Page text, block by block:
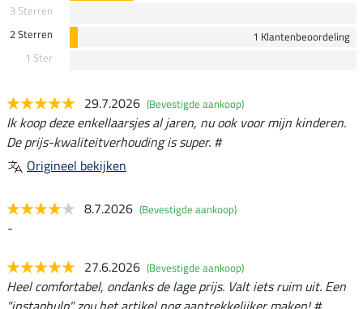
3 Sterren
2 Sterren
1 Klantenbeoordeling
1 Ster
29.7.2026 (Bevestigde aankoop)
Ik koop deze enkellaarsjes al jaren, nu ook voor mijn kinderen.
De prijs-kwaliteitverhouding is super. #
Origineel bekijken
8.7.2026 (Bevestigde aankoop)
-
27.6.2026 (Bevestigde aankoop)
Heel comfortabel, ondanks de lage prijs. Valt iets ruim uit. Een